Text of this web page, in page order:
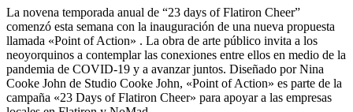
La novena temporada anual de “23 days of Flatiron Cheer”
comenzó esta semana con la inauguración de una nueva propuesta
llamada «Point of Action» . La obra de arte público invita a los
neoyorquinos a contemplar las conexiones entre ellos en medio de la
pandemia de COVID-19 y a avanzar juntos. Diseñado por Nina
Cooke John de Studio Cooke John, «Point of Action» es parte de la
campaña «23 Days of Flatiron Cheer» para apoyar a las empresas